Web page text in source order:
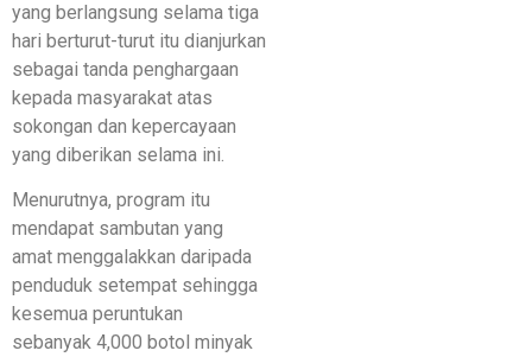
yang berlangsung selama tiga
hari berturut-turut itu dianjurkan
sebagai tanda penghargaan
kepada masyarakat atas
sokongan dan kepercayaan
yang diberikan selama ini.
Menurutnya, program itu
mendapat sambutan yang
amat menggalakkan daripada
penduduk setempat sehingga
kesemua peruntukan
sebanyak 4,000 botol minyak